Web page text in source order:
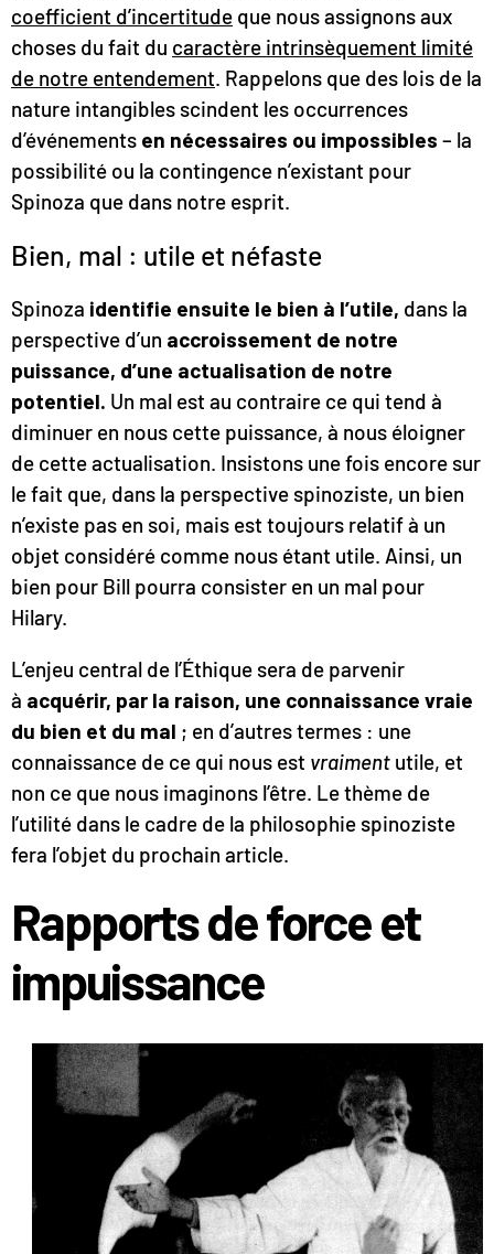
coefficient d’incertitude que nous assignons aux
choses du fait du caractère intrinsèquement limité
de notre entendement. Rappelons que des lois de la
nature intangibles scindent les occurrences
d’événements en nécessaires ou impossibles – la
possibilité ou la contingence n’existant pour
Spinoza que dans notre esprit.
Bien, mal : utile et néfaste
Spinoza identifie ensuite le bien à l’utile, dans la
perspective d’un accroissement de notre
puissance, d’une actualisation de notre
potentiel. Un mal est au contraire ce qui tend à
diminuer en nous cette puissance, à nous éloigner
de cette actualisation. Insistons une fois encore sur
le fait que, dans la perspective spinoziste, un bien
n’existe pas en soi, mais est toujours relatif à un
objet considéré comme nous étant utile. Ainsi, un
bien pour Bill pourra consister en un mal pour
Hilary.
L’enjeu central de l’Éthique sera de parvenir
à acquérir, par la raison, une connaissance vraie
du bien et du mal ; en d’autres termes : une
connaissance de ce qui nous est vraiment utile, et
non ce que nous imaginons l’être. Le thème de
l’utilité dans le cadre de la philosophie spinoziste
fera l’objet du prochain article.
Rapports de force et
impuissance